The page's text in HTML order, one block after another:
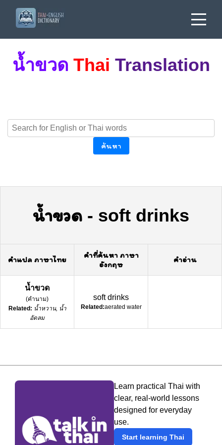
น้ำขวด Thai Translation
ค้นหา
น้ำขวด - soft drinks
คำแปล ภาษาไทย
คำที่ค้นหา ภาษา
อังกฤษ
คำอ่าน
น้ำขวด
(คำนาม)
Related: น้ำหวาน, น้ำ
อัดลม
soft drinks
Related:aerated water
Learn practical Thai with
clear, real-world lessons
designed for everyday
use.
Start learning Thai